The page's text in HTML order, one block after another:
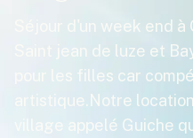
Séjour d'un week end
Saint jean de luze et
pour les filles car
artistique.Notre
village appelé Guiche